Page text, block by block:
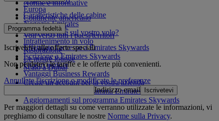
Norme e informative
Europa
Continente americano
Medio Oriente
Voli verso tutti i paesi/territori
Caratteristiche delle cabine
Negozio Emirates
Cosa troverete sul vostro volo?
Intrattenimento in volo
Ristorazione
Le nostre lounge
Scalo a Dubai
Programma fedeltà
Effettuate l'accesso a Emirates Skywards
Iscrizione a Emirates Skywards
I nostri partner
Vantaggi Business Rewards
Create un account per la vostra azienda
Regolamento del programma Emirates Skywards
Aggiornamenti sul programma Emirates Skywards
Iscrivetevi alle offerte speciali
Non perdetevi le tariffe e le offerte più convenienti.
Annullate l'iscrizione o modificate le preferenze
Indirizzo email
Iscrivetevi
Per maggiori dettagli su come verranno utilizzate le informazioni, vi
preghiamo di consultare le nostre Norme sulla Privacy.